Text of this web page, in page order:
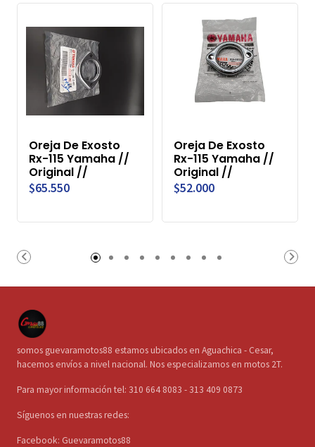
Oreja De Exosto
Rx-115 Yamaha //
Original //
$65.550
Oreja De Exosto
Rx-115 Yamaha //
Original //
$52.000
somos guevaramotos88 estamos ubicados en Aguachica - Cesar,
hacemos envíos a nivel nacional. Nos especializamos en motos 2T.
Para mayor información tel: 310 664 8083 - 313 409 0873
Síguenos en nuestras redes:
Facebook: Guevaramotos88